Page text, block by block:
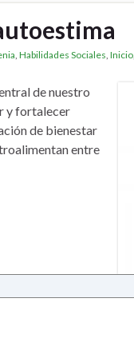
Habilidades Sociales Inicio
de nuestro
y fortalecer
de bienestar
entre